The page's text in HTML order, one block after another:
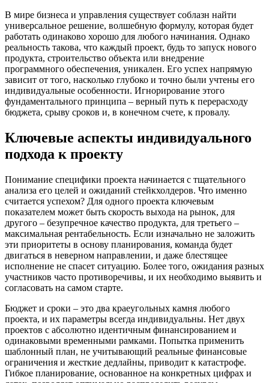
В мире бизнеса и управления существует соблазн найти
универсальное решение, волшебную формулу, которая будет
работать одинаково хорошо для любого начинания. Однако
реальность такова, что каждый проект, будь то запуск нового
продукта, строительство объекта или внедрение
программного обеспечения, уникален. Его успех напрямую
зависит от того, насколько глубоко и точно были учтены его
индивидуальные особенности. Игнорирование этого
фундаментального принципа – верный путь к перерасходу
бюджета, срыву сроков и, в конечном счете, к провалу.
Ключевые аспекты индивидуального
подхода к проекту
Понимание специфики проекта начинается с тщательного
анализа его целей и ожиданий стейкхолдеров. Что именно
считается успехом? Для одного проекта ключевым
показателем может быть скорость выхода на рынок, для
другого – безупречное качество продукта, для третьего –
максимальная рентабельность. Если изначально не заложить
эти приоритеты в основу планирования, команда будет
двигаться в неверном направлении, и даже блестящее
исполнение не спасет ситуацию. Более того, ожидания разных
участников часто противоречивы, и их необходимо выявить и
согласовать на самом старте.
Бюджет и сроки – это два краеугольных камня любого
проекта, и их параметры всегда индивидуальны. Нет двух
проектов с абсолютно идентичным финансированием и
одинаковыми временными рамками. Попытка применить
шаблонный план, не учитывающий реальные финансовые
ограничения и жесткие дедлайны, приводит к катастрофе.
Гибкое планирование, основанное на конкретных цифрах и